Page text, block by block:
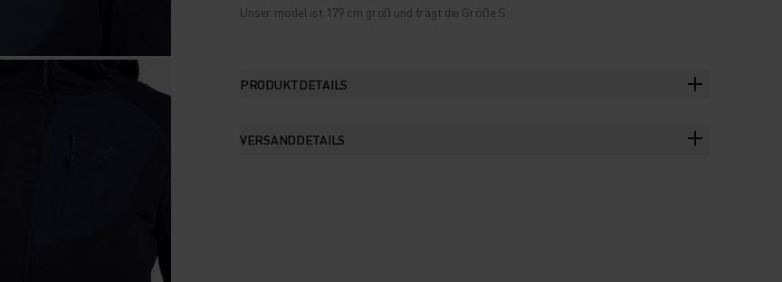
Unser model ist 179 cm groß und trägt die Größe S.
PRODUKTDETAILS
VERSANDDETAILS